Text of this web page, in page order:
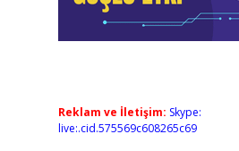
Reklam ve İletişim: Skype:
live:.cid.575569c608265c69